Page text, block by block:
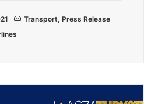
Transport, Press Release